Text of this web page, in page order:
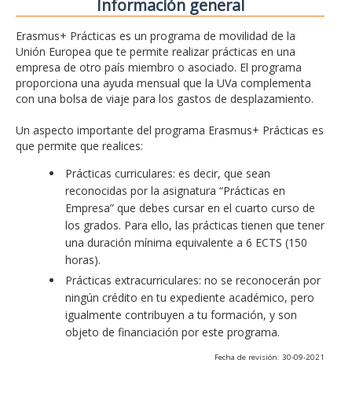
Información general
Erasmus+ Prácticas es un programa de movilidad de la
Unión Europea que te permite realizar prácticas en una
empresa de otro país miembro o asociado. El programa
proporciona una ayuda mensual que la UVa complementa
con una bolsa de viaje para los gastos de desplazamiento.
Un aspecto importante del programa Erasmus+ Prácticas es
que permite que realices:
Prácticas curriculares: es decir, que sean
reconocidas por la asignatura “Prácticas en
Empresa” que debes cursar en el cuarto curso de
los grados. Para ello, las prácticas tienen que tener
una duración mínima equivalente a 6 ECTS (150
horas).
Prácticas extracurriculares: no se reconocerán por
ningún crédito en tu expediente académico, pero
igualmente contribuyen a tu formación, y son
objeto de financiación por este programa.
Fecha de revisión: 30-09-2021